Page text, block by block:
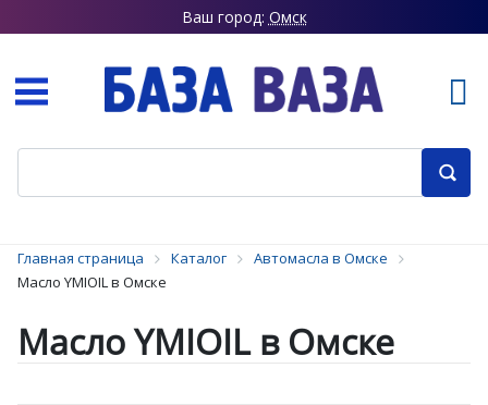
Ваш город: Омск
Главная страница Каталог
Автомасла в Омске
Масло YMIOIL в Омске
Масло YMIOIL в Омске